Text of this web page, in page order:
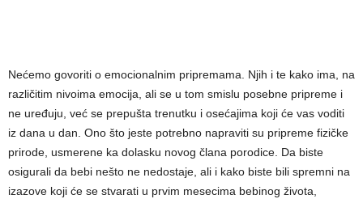
Nećemo govoriti o emocionalnim pripremama. Njih i te kako ima, na
različitim nivoima emocija, ali se u tom smislu posebne pripreme i
ne uređuju, već se prepušta trenutku i osećajima koji će vas voditi
iz dana u dan. Ono što jeste potrebno napraviti su pripreme fizičke
prirode, usmerene ka dolasku novog člana porodice. Da biste
osigurali da bebi nešto ne nedostaje, ali i kako biste bili spremni na
izazove koji će se stvarati u prvim mesecima bebinog života,